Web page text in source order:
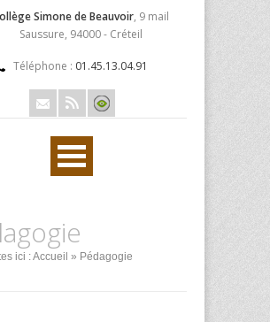
Simone de Beauvoir, 9 mail
Saussure, 94000 - Créteil
Téléphone : 01.45.13.04.91
ici :Accueil » Pédagogie